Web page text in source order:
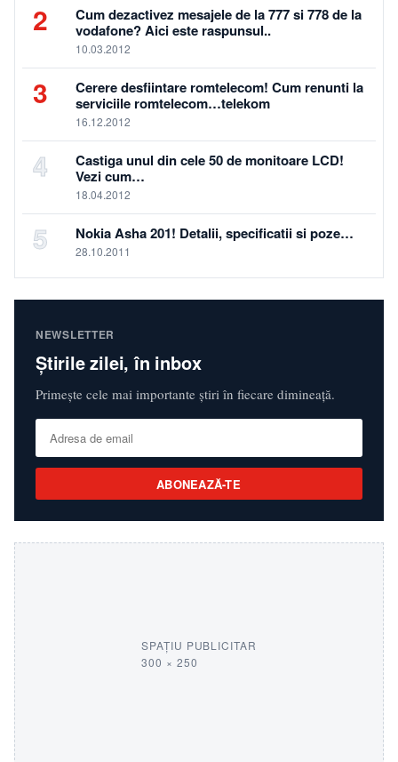
2
Cum dezactivez mesajele de la 777 si 778 de la
vodafone? Aici este raspunsul..
10.03.2012
3
Cerere desfiintare romtelecom! Cum renunti la
serviciile romtelecom…telekom
16.12.2012
4
Castiga unul din cele 50 de monitoare LCD!
Vezi cum…
18.04.2012
5 Nokia Asha 201! Detalii, specificatii si poze…
28.10.2011
NEWSLETTER
Știrile zilei, în inbox
Primește cele mai importante știri în fiecare dimineață.
ABONEAZĂ-TE
SPAȚIU PUBLICITAR
300 × 250